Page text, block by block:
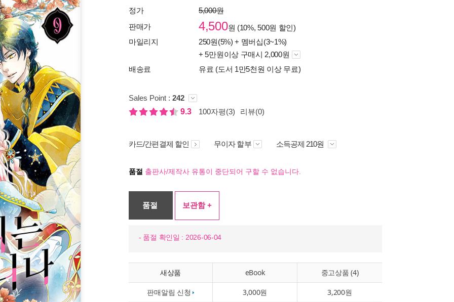
정가
5,000원
판매가
4,500원 (10%, 500원 할인)
마일리지
250원(5%) + 멤버십(3~1%)
+ 5만원이상 구매시 2,000원
배송료
유료 (도서 1만5천원 이상 무료)
Sales Point : 242
9.3
100자평(3) 리뷰(0)
카드/간편결제 할인 무이자 할부 소득공제 210원
품절 출판사/제작사 유통이 중단되어 구할 수 없습니다.
품절 보관함 +
- 품절 확인일 : 2026-06-04
새상품 eBook 중고상품 (4)
판매알림 신청 3,000원 3,200원